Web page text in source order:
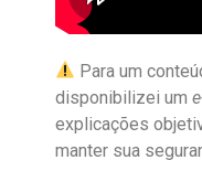
Para um
disponibilizei um
explicações
manter sua